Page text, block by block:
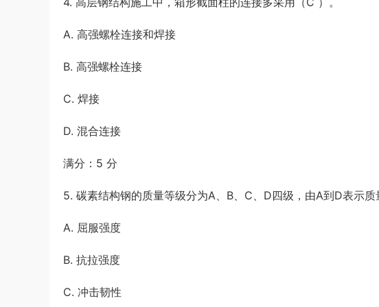
A. 高强螺栓连接和焊接
B. 高强螺栓连接
C. 焊接
D. 混合连接
满分：5 分
5. 碳素结构钢的质量等级分为A、B、C、D四级，由A到D表示
A. 屈服强度
B. 抗拉强度
C. 冲击韧性